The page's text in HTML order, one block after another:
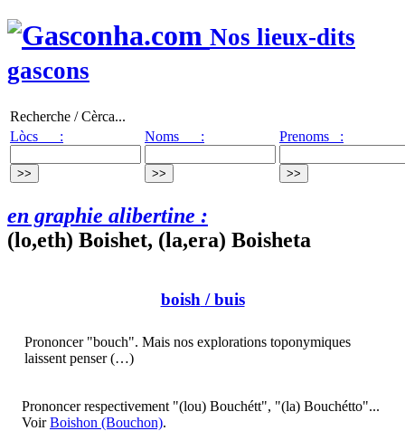
Nos lieux-dits
gascons
Recherche / Cèrca...
Lòcs :
Noms : Prenoms :
en graphie alibertine :
(lo,eth) Boishet, (la,era) Boisheta
boish/ buis
Prononcer "bouch". Mais nos explorations toponymiques
laissent penser (…)
Prononcer respectivement "(lou) Bouchétt", "(la) Bouchétto"...
VoirBoishon (Bouchon).